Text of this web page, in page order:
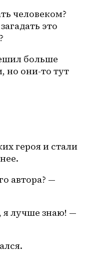
человеком?
это
больше
но они-то тут
героя и стали
автора? —
лучше знаю! —